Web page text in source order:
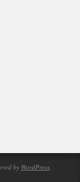
by WordPress.